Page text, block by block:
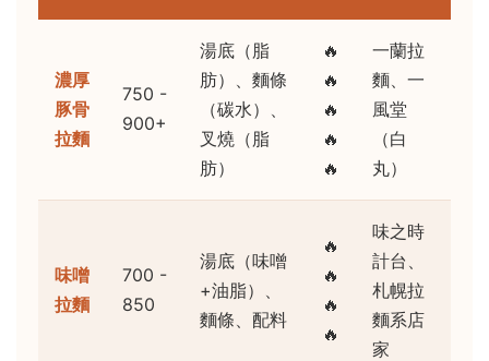
濃厚
豚骨
拉麵
750 -
900+
湯底（脂
肪）、麵條
（碳水）、
叉燒（脂
肪）
🔥
🔥
🔥
🔥
🔥
一蘭拉
麵、一
風堂
（白
丸）
味噌
拉麵
700 -
850
湯底（味噌
+油脂）、
麵條、配料
🔥
🔥
🔥
🔥
味之時
計台、
札幌拉
麵系店
家